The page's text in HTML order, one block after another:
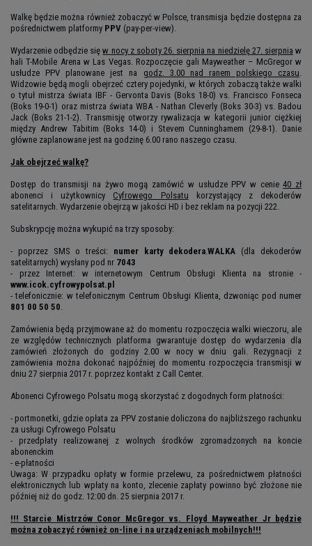
Walkę będzie można również zobaczyć w Polsce, transmisja będzie dostępna za
pośrednictwem platformy PPV (pay-per-view).
Wydarzenie odbędzie sięw nocy z soboty 26. sierpnia na niedzielę 27. sierpnia w
hali T-Mobile Arena w Las Vegas. Rozpoczęcie gali Mayweather – McGregor w
usłudze PPV planowane jest na godz. 3.00 nad ranem polskiego czasu.
Widzowie będą mogli obejrzeć cztery pojedynki, w których zobaczą także walki
o tytuł mistrza świata IBF - Gervonta Davis (Boks 18-0) vs. Francisco Fonseca
(Boks 19-0-1) oraz mistrza świata WBA - Nathan Cleverly (Boks 30-3) vs. Badou
Jack (Boks 21-1-2). Transmisję otworzy rywalizacja w kategorii junior ciężkiej
między Andrew Tabitim (Boks 14-0) i Stevem Cunninghamem (29-8-1). Danie
główne zaplanowane jest na godzinę 6.00 rano naszego czasu.
Jak obejrzeć walkę?
Dostęp do transmisji na żywo mogą zamówić w usłudze PPV w cenie40 zł
abonenci i użytkownicy Cyfrowego Polsatu korzystający z dekoderów
satelitarnych. Wydarzenie obejrzą w jakości HD i bez reklam na pozycji 222.
Subskrypcję można wykupić na trzy sposoby:
- poprzez SMS o treści: numer karty dekodera.WALKA (dla dekoderów
satelitarnych) wysłany pod nr 7043
- przez Internet: w internetowym Centrum Obsługi Klienta na stronie -
www.icok.cyfrowypolsat.pl
- telefonicznie: w telefonicznym Centrum Obsługi Klienta, dzwoniąc pod numer
801 00 50 50.
Zamówienia będą przyjmowane aż do momentu rozpoczęcia walki wieczoru, ale
ze względów technicznych platforma gwarantuje dostęp do wydarzenia dla
zamówień złożonych do godziny 2.00 w nocy w dniu gali. Rezygnacji z
zamówienia można dokonać najpóźniej do momentu rozpoczęcia transmisji w
dniu 27 sierpnia 2017 r. poprzez kontakt z Call Center.
Abonenci Cyfrowego Polsatu mogą skorzystać z dogodnych form płatności:
- portmonetki, gdzie opłata za PPV zostanie doliczona do najbliższego rachunku
za usługi Cyfrowego Polsatu
- przedpłaty realizowanej z wolnych środków zgromadzonych na koncie
abonenckim
- e-płatności
Uwaga: W przypadku opłaty w formie przelewu, za pośrednictwem płatności
elektronicznych lub wpłaty na konto, zlecenie zapłaty powinno być złożone nie
później niż do godz. 12:00 dn. 25 sierpnia 2017 r.
!!! Starcie Mistrzów Conor McGregor vs. Floyd Mayweather Jr będzie
można zobaczyć również on-line i na urządzeniach mobilnych!!!